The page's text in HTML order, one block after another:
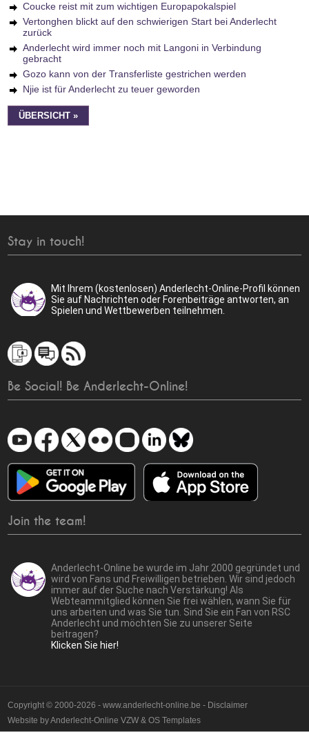
Coucke reist mit zum wichtigen Europapokalspiel
Vertonghen blickt auf den schwierigen Start bei Anderlecht
zurück
Anderlecht wird immer noch mit Langoni in Verbindung
gebracht
Gozo kann von der Transferliste gestrichen werden
Njie ist für Anderlecht zu teuer geworden
ÜBERSICHT »
Stay in touch!
Mit Ihrem (kostenlosen) Anderlecht-Online-Profil können
Sie auf Nachrichten oder Forenbeiträge antworten, an
Spielen und Wettbewerben teilnehmen.
Be Social! Be Anderlecht-Online!
Join the team!
Anderlecht-Online.be wurde im Jahr 2000 gegründet und
wird von Fans und Freiwilligen betrieben. Wir sind jedoch
immer auf der Suche nach Verstärkung! Als
Webteammitglied können Sie frei wählen, wann Sie für
uns arbeiten und was Sie tun. Sind Sie ein Fan von RSC
Anderlecht und möchten Sie zu unserer Seite
beitragen?
Klicken Sie hier!
Copyright © 2000-2026 - www.anderlecht-online.be - Disclaimer
Website byAnderlecht-Online VZW &OS Templates